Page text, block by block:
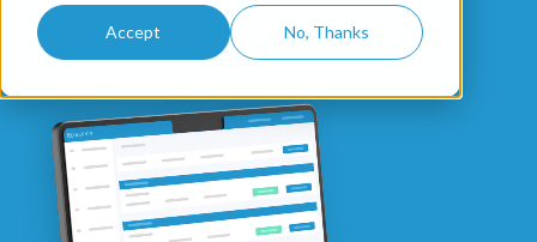
Accept No, Thanks
Swikly.